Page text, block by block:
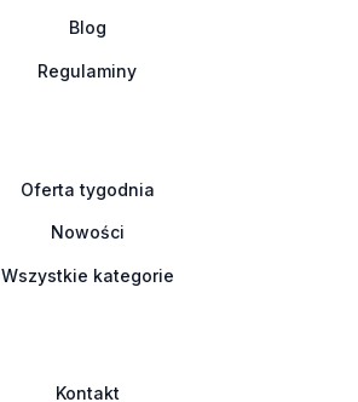
Blog
Regulaminy
Oferta tygodnia
Nowości
Wszystkie kategorie
Kontakt